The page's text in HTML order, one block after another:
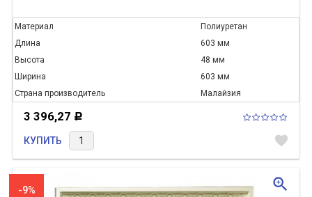
Материал
Полиуретан
Длина
603 мм
Высота
48 мм
Ширина
603 мм
Страна производитель
Малайзия
3 396,27 Р
КУПИТЬ favorite
-9% zoom_in